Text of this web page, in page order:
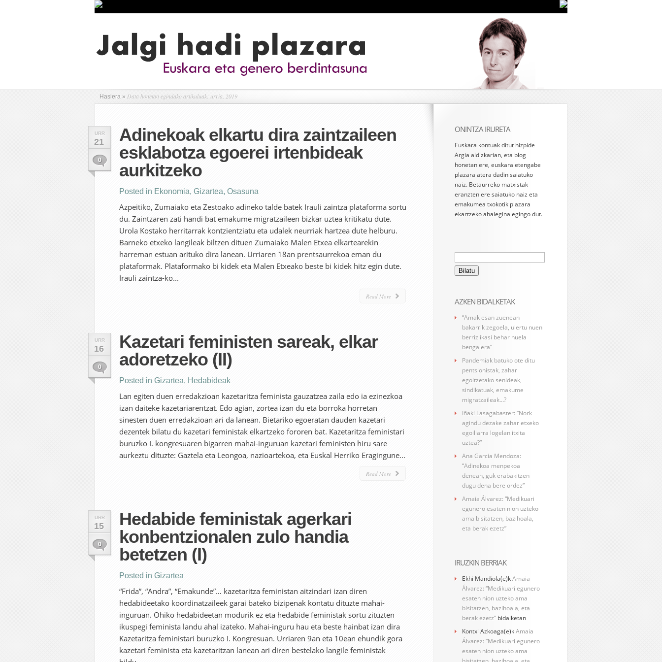
Hasiera » Data honetan egindako artikuluak: urria, 2019
URR
21
0
Adinekoak elkartu dira zaintzaileen
esklabotza egoerei irtenbideak
aurkitzeko
Posted in Ekonomia, Gizartea, Osasuna
Azpeitiko, Zumaiako eta Zestoako adineko talde batek Irauli zaintza plataforma sortu
du. Zaintzaren zati handi bat emakume migratzaileen bizkar uztea kritikatu dute.
Urola Kostako herritarrak kontzientziatu eta udalek neurriak hartzea dute helburu.
Barneko etxeko langileak biltzen dituen Zumaiako Malen Etxea elkartearekin
harreman estuan arituko dira lanean. Urriaren 18an prentsaurrekoa eman du
plataformak. Plataformako bi kidek eta Malen Etxeako beste bi kidek hitz egin dute.
Irauli zaintza-ko...
Read More
URR
16
0
Kazetari feministen sareak, elkar
adoretzeko (II)
Posted in Gizartea, Hedabideak
Lan egiten duen erredakzioan kazetaritza feminista gauzatzea zaila edo ia ezinezkoa
izan daiteke kazetariarentzat. Edo agian, zortea izan du eta borroka horretan
sinesten duen erredakzioan ari da lanean. Bietariko egoeratan dauden kazetari
dezentek bilatu du kazetari feministak elkartzeko fororen bat. Kazetaritza feministari
buruzko I. kongresuaren bigarren mahai-inguruan kazetari feministen hiru sare
aurkeztu dituzte: Gaztela eta Leongoa, nazioartekoa, eta Euskal Herriko Eragingune...
Read More
URR
15
0
Hedabide feministak agerkari
konbentzionalen zulo handia
betetzen (I)
Posted in Gizartea
“Frida”, “Andra”, “Emakunde”… kazetaritza feministan aitzindari izan diren
hedabideetako koordinatzaileek garai bateko bizipenak kontatu dituzte mahai-
inguruan. Ohiko hedabideetan modurik ez eta hedabide feministak sortu zituzten
ikuspegi feminista landu ahal izateko. Mahai-inguru hau eta beste hainbat izan dira
Kazetaritza feministari buruzko I. Kongresuan. Urriaren 9an eta 10ean ehundik gora
kazetari feminista eta kazetaritzan lanean ari diren bestelako langile feministak
ONINTZA IRURETA
Euskara kontuak ditut hizpide
Argia aldizkarian, eta blog
honetan ere, euskara etengabe
plazara atera dadin saiatuko
naiz. Betaurreko matxistak
eranzten ere saiatuko naiz eta
emakumea txokotik plazara
ekartzeko ahalegina egingo dut.
Bilatu:
AZKEN BIDALKETAK
“Amak esan zuenean
bakarrik zegoela, ulertu nuen
berriz ikasi behar nuela
bengalera”
Pandemiak batuko ote ditu
pentsionistak, zahar
egoitzetako senideak,
sindikatuak, emakume
migratzaileak…?
Iñaki Lasagabaster: “Nork
agindu dezake zahar etxeko
egoiliarra logelan itxita
uztea?”
Ana García Mendoza:
“Adinekoa menpekoa
denean, guk erabakitzen
dugu dena bere ordez”
Amaia Álvarez: “Medikuari
egunero esaten nion uzteko
ama bisitatzen, bazihoala,
eta berak ezetz”
IRUZKIN BERRIAK
Ekhi Mandiola(e)kAmaia
Álvarez: “Medikuari egunero
esaten nion uzteko ama
bisitatzen, bazihoala, eta
berak ezetz” bidalketan
Kontxi Azkoaga(e)kAmaia
Álvarez: “Medikuari egunero
esaten nion uzteko ama